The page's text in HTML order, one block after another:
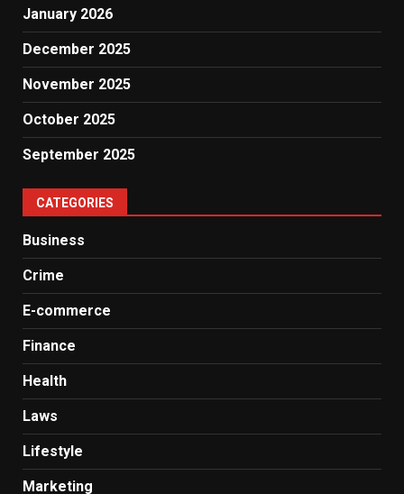
January 2026
December 2025
November 2025
October 2025
September 2025
CATEGORIES
Business
Crime
E-commerce
Finance
Health
Laws
Lifestyle
Marketing